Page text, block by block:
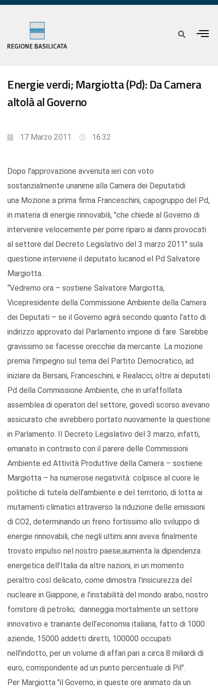
Energie verdi; Margiotta (Pd): Da Camera
altolà al Governo
17 Marzo 2011 16:32
Dopo l'approvazione avvenuta ieri con voto
sostanzialmente unanime alla Camera dei Deputatidi
una Mozione a prima firma Franceschini, capogruppo del Pd,
in materia di energie rinnovabili, "che chiede al Governo di
intervenire velocemente per porre riparo ai danni provocati
al settore dal Decreto Legislativo del 3 marzo 2011" sula
questione interviene il deputato lucanod el Pd Salvatore
Margiotta..
“Vedremo ora – sostiene Salvatore Margiotta,
Vicepresidente della Commissione Ambiente della Camera
dei Deputati – se il Governo agirà secondo quanto l’atto di
indirizzo approvato dal Parlamento impone di fare. Sarebbe
gravissimo se facesse orecchie da mercante. La mozione
premia l’impegno sul tema del Partito Democratico, ad
iniziare da Bersani, Franceschini, e Realacci, oltre ai deputati
Pd della Commissione Ambiente, che in un’affollata
assemblea di operatori del settore, giovedì scorso avevano
assicurato che avrebbero portato nuovamente la questione
in Parlamento. Il Decreto Legislativo del 3 marzo, infatti,
emanato in contrasto con il parere delle Commissioni
Ambiente ed Attività Produttive della Camera – sostiene
Margiotta – ha numerose negatività: colpisce al cuore le
politiche di tutela dell’ambiente e del territorio, di lotta ai
mutamenti climatici attraverso la riduzione delle emissioni
di CO2, determinando un freno fortissimo allo sviluppo di
energie rinnovabili, che negli ultimi anni aveva finalmente
trovato impulso nel nostro paese;aumenta la dipendenza
energetica dell’Italia da altre nazioni, in un momento
peraltro così delicato, come dimostra l’insicurezza del
nucleare in Giappone, e l’instabilità del mondo arabo, nostro
fornitore di petrolio; danneggia mortalmente un settore
innovativo e trainante dell’economia italiana, fatto di 1000
aziende, 15000 addetti diretti, 100000 occupati
nell’indotto, per un volume di affari pari a circa 8 miliardi di
euro, corrispondente ad un punto percentuale di Pil".
Per Margiotta "il Governo, in queste ore animato da un